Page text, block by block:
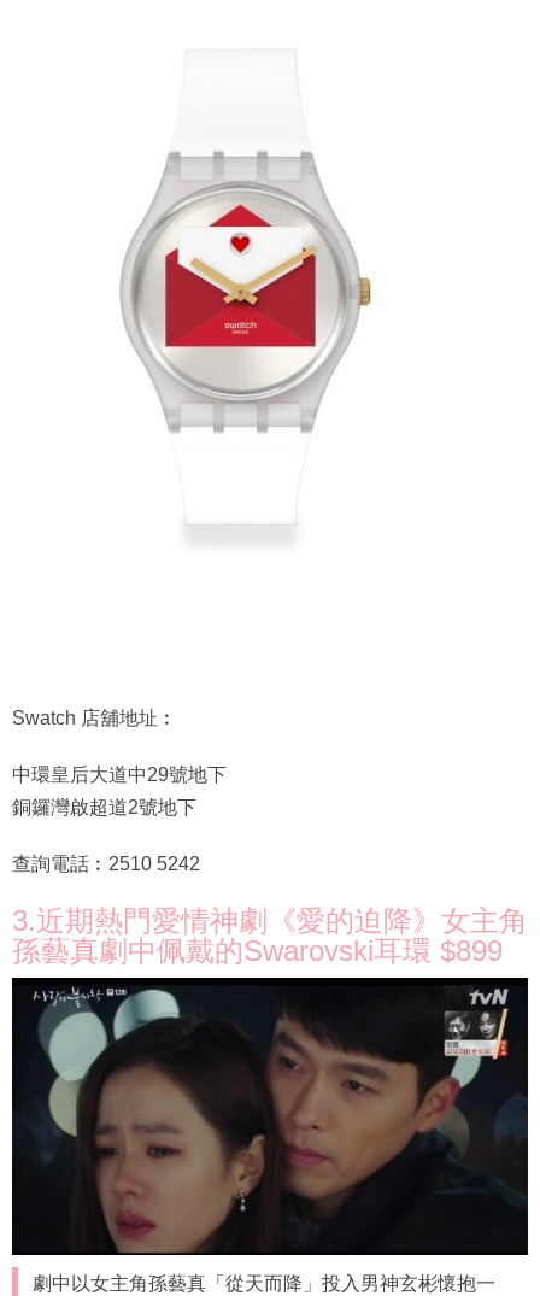
Swatch 店舖地址︰
中環皇后⼤道中29號地下
銅鑼灣啟超道2號地下
查詢電話︰2510 5242
3.近期熱門愛情神劇《愛的迫降》女主角
孫藝真劇中佩戴的Swarovski耳環 $899
劇中以女主角孫藝真「從天而降」投入男神玄彬懷抱一